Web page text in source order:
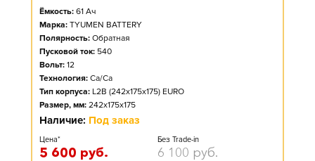
Ёмкость: 61 Ач
Марка: TYUMEN BATTERY
Полярность: Обратная
Пусковой ток: 540
Вольт: 12
Технология: Ca/Ca
Тип корпуса: L2B (242x175x175) EURO
Размер, мм: 242x175x175
Наличие: Под заказ
Цена*
5 600 руб.
Без Trade-in
6 100 руб.